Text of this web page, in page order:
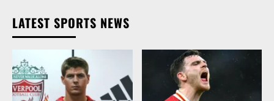
LATEST SPORTS NEWS